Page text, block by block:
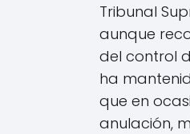
Tribunal
aunque
del control
ha
que en
anulación,